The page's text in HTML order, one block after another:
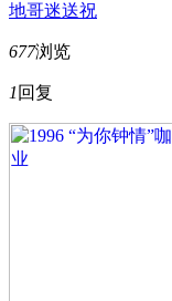
地哥迷送祝
677浏览
1 回复